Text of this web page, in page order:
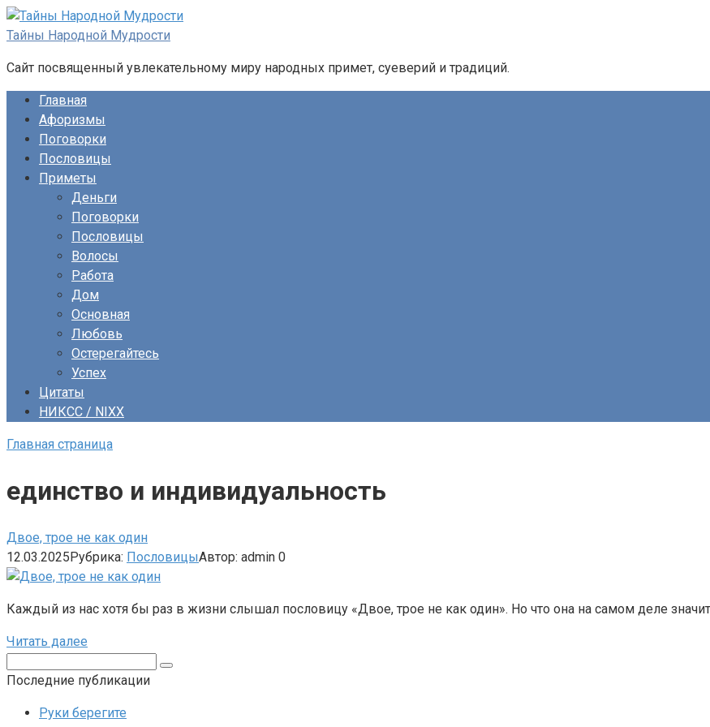
Перейти
к
Тайны Народной Мудрости
Сайт посвященный увлекательному миру народных примет, суеверий и традиций.
Главная
Афоризмы
Поговорки
Пословицы
Приметы
Деньги
Поговорки
Пословицы
Волосы
Работа
Дом
Основная
Любовь
Остерегайтесь
Успех
Цитаты
НИКСС / NIXX
Главная страница
единство и индивидуальность
Двое, трое не как один
12.03.2025Рубрика: ПословицыАвтор: admin 0
Каждый из нас хотя бы раз в жизни слышал пословицу «Двое, трое не как один». Но что она на самом деле
Читать далее
Последние публикации
Руки берегите